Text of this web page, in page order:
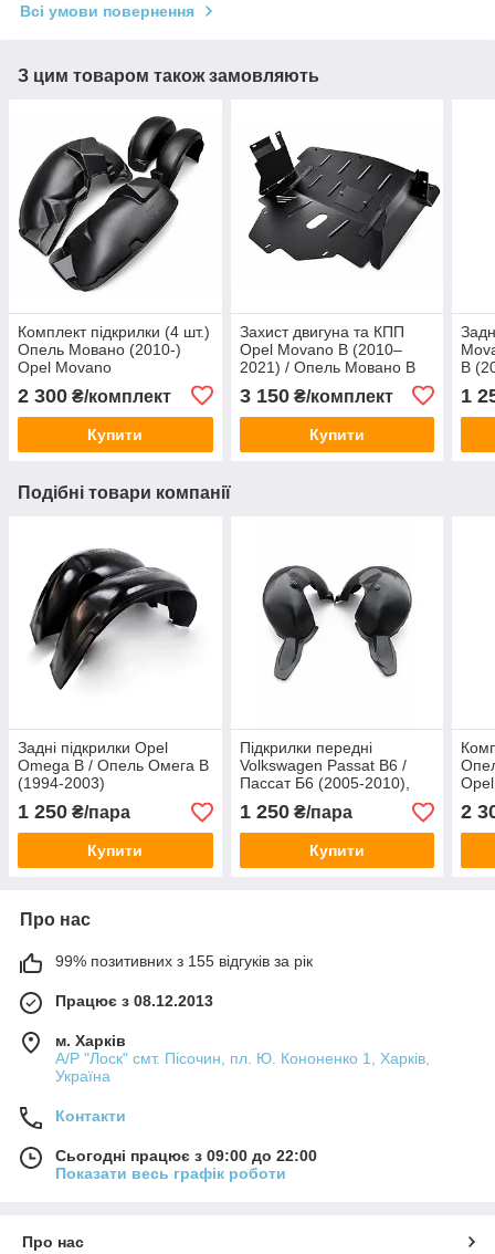
Всі умови повернення
З цим товаром також замовляють
Комплект підкрилки (4 шт.)
Опель Мовано (2010-)
Opel Movano
2 300 ₴/комплект
Купити
Захист двигуна та КПП
Opel Movano B (2010–
2021) / Опель Мовано B
3 150₴/комплект
Купити
B
1
Подібні товари компанії
Задні підкрилки Opel
Omega B / Опель Омега B
(1994-2003)
1 250 ₴/пара
Купити
Підкрилки передні
Volkswagen Passat B6 /
Пассат Б6 (2005-2010),
пара
1 250₴/пара
Купити
2
Про нас
99% позитивних з 155 відгуків за рік
Працює з 08.12.2013
м. Харків
А/Р "Лоск" смт. Пісочин, пл. Ю. Кононенко 1, Харків,
Україна
Контакти
Сьогодні працює з 09:00 до 22:00
Показати весь графік роботи
Про нас